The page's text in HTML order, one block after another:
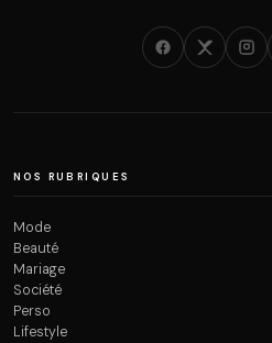
NOS RUBRIQUES
Mode
Beauté
Mariage
Société
Perso
Lifestyle